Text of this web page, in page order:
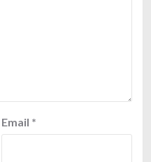
Email *